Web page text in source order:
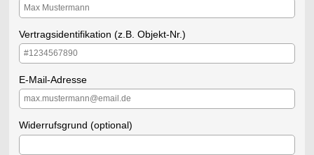
Vertragsidentifikation (z.B. Objekt-Nr.)
E-Mail-Adresse
Widerrufsgrund (optional)